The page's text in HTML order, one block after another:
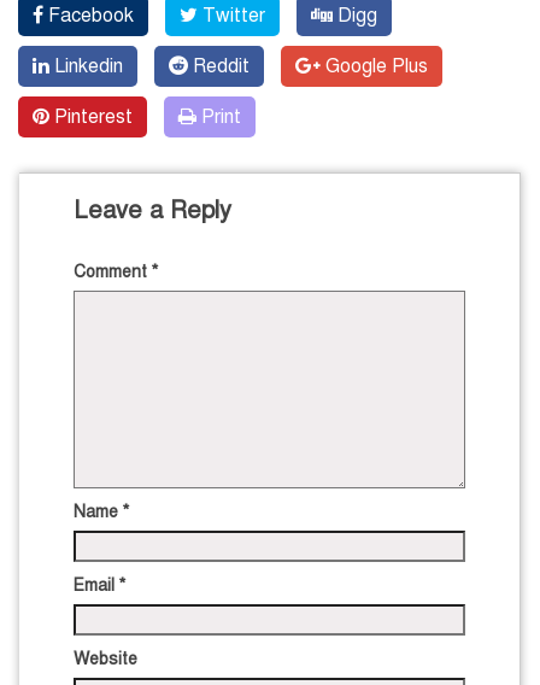
Facebook Twitter Digg
Linkedin Reddit Google Plus
Pinterest Print
Leave a Reply
Comment *
Name *
Email *
Website